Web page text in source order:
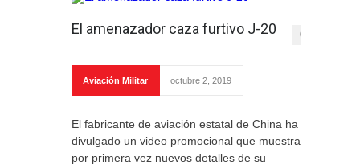
El amenazador caza furtivo J-20 0
Aviación Militar octubre 2, 2019
El fabricante de aviación estatal de China ha
divulgado un video promocional que muestra
por primera vez nuevos detalles de su